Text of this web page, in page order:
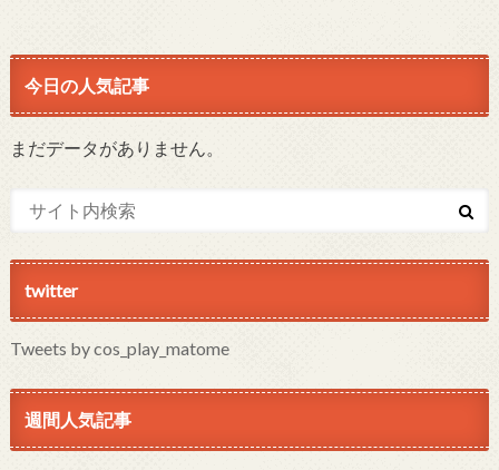
今日の人気記事
まだデータがありません。
twitter
Tweets by cos_play_matome
週間人気記事